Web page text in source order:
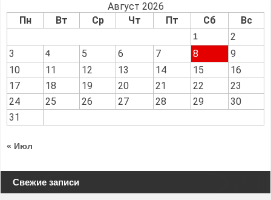
Август 2026
Пн
Вт Ср Чт Пт Сб Вс
1
2
3
4 5 6 7 8
9
10
11 12 13 14 15
16
17
18 19 20 21 22
23
24
25 26 27 28 29
30
31
« Июл
Свежие записи